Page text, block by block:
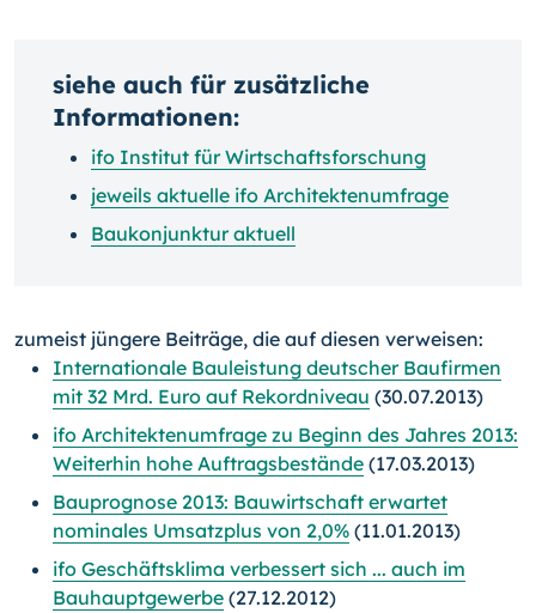
siehe auch für zusätzliche
Informationen:
ifo Institut für Wirtschaftsforschung
jeweils aktuelle ifo Architektenumfrage
Baukonjunktur aktuell
zumeist jüngere Beiträge, die auf diesen verweisen:
Internationale Bauleistung deutscher Baufirmen
mit 32 Mrd. Euro auf Rekordniveau (30.07.2013)
ifo Architektenumfrage zu Beginn des Jahres 2013:
Weiterhin hohe Auftragsbestände (17.03.2013)
Bauprognose 2013: Bauwirtschaft erwartet
nominales Umsatzplus von 2,0% (11.01.2013)
ifo Geschäftsklima verbessert sich ... auch im
Bauhauptgewerbe (27.12.2012)